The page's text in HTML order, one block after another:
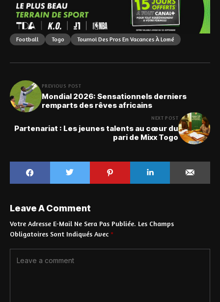
Football Togo Tournoi Des Pros En Vacances À Lomé
PREVIOUS POST
Mondial 2026: Sensationnels derniers
remparts des rêves africains
NEXT POST
Partenariat : Les jeunes talents au cœur du
pari de Mixx Togo
Leave A Comment
Votre Adresse E-Mail Ne Sera Pas Publiée. Les Champs
Obligatoires Sont Indiqués Avec *